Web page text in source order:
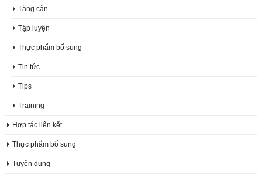
Tăng cân
Tập luyện
Thực phẩm bổ sung
Tin tức
Tips
Training
Hợp tác liên kết
Thực phẩm bổ sung
Tuyển dụng